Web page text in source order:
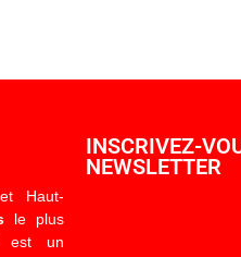
Haut-
le plus
est un
INSCRIVEZ-
NEWSLETTER